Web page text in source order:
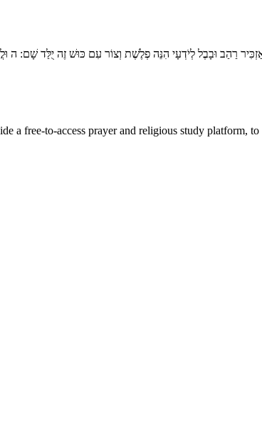
רַהַב וּבָבֶל לְיֹדְעָי הִנֵּה פְלֶשֶׁת וְצוֹר עִם כּוּשׁ זֶה יֻלַּד שָׁם: ה
a free-to-access prayer and religious study platform,